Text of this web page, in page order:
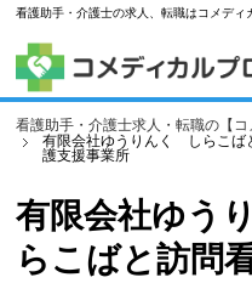
看護助手・介護士の求人、転職はコメディ
看護助手・介護士求人・転職の【
有限会社ゆうりんく しらこば
護支援事業所
有限会社ゆう
らこばと訪問